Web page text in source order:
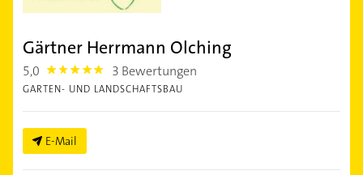
Gärtner Herrmann Olching
5,0 5.0 3 Bewertungen
GARTEN- UND LANDSCHAFTSBAU
E-Mail